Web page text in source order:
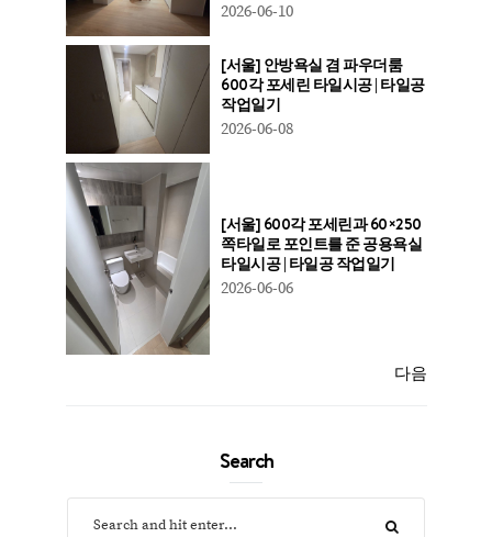
2026-06-10
[서울] 안방욕실 겸 파우더룸
600각 포세린 타일시공 | 타일공
작업일기
2026-06-08
[서울] 600각 포세린과 60×250
쪽타일로 포인트를 준 공용욕실
타일시공 | 타일공 작업일기
2026-06-06
다음
Search